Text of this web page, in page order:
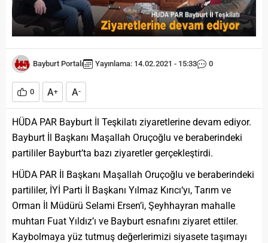
Bayburt Portalı Yayınlama: 14.02.2021 - 15:33 0
0 A+ A-
HÜDA PAR Bayburt İl Teşkilatı ziyaretlerine devam ediyor.
Bayburt İl Başkanı Maşallah Oruçoğlu ve beraberindeki
partililer Bayburt’ta bazı ziyaretler gerçekleştirdi.
HÜDA PAR İl Başkanı Maşallah Oruçoğlu ve beraberindeki
partililer, İYİ Parti İl Başkanı Yılmaz Kırıcı‘yı, Tarım ve
Orman İl Müdürü Selami Ersen’i, Şeyhhayran mahalle
muhtarı Fuat Yıldız’ı ve Bayburt esnafını ziyaret ettiler.
Kaybolmaya yüz tutmuş değerlerimizi siyasete taşımayı